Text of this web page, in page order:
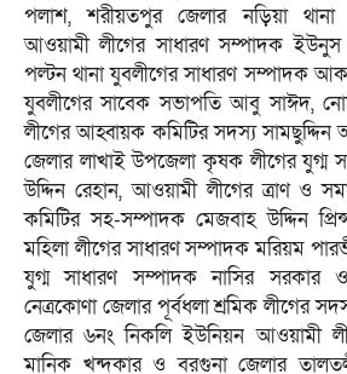
পলাশ, শরীয়তপুর জেলার নড়িয়া থানা
আওয়ামী লীগের সাধারণ সম্পাদক ইউনুস
পল্টন থানা যুবলীগের সাধারণ সম্পাদক
যুবলীগের সাবেক সভাপতি আবু সাঈদ,
লীগের আহ্বায়ক কমিটির সদস্য সামছুদ্দিন
জেলার লাখাই উপজেলা কৃষক লীগের যুগ্ম
উদ্দিন রেহান, আওয়ামী লীগের ত্রাণ ও
কমিটির সহ-সম্পাদক মেজবাহ উদ্দিন
মহিলা লীগের সাধারণ সম্পাদক মরিয়ম
যুগ্ম সাধারণ সম্পাদক নাসির সরকার
নেত্রকোণা জেলার পূর্বধলা শ্রমিক লীগের
জেলার ৬নং নিকলি ইউনিয়ন আওয়ামী
মানিক খন্দকার ও বরগুনা জেলার